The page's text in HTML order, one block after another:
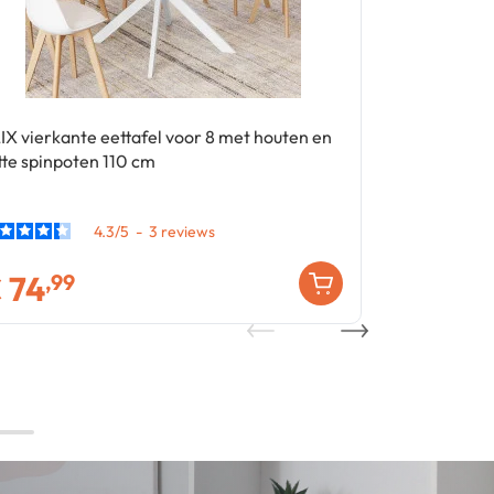
vierkante eettafel voor 8 met houten en
spinpoten 110 cm
4.3/5 - 3
74,99